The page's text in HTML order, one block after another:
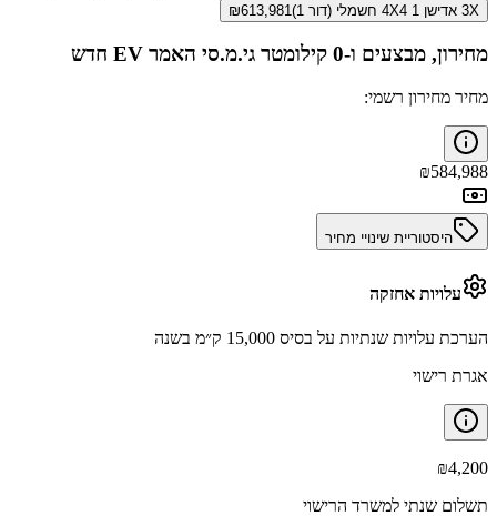
3X אדישן 1 4X4 חשמלי (דור 1)
₪613,981
מחירון, מבצעים ו-0 קילומטר גי.מ.סי האמר EV חדש
מחיר מחירון רשמי:
₪584,988
היסטוריית שינויי מחיר
עלויות אחזקה
הערכת עלויות שנתיות על בסיס 15,000 ק״מ בשנה
אגרת רישוי
₪4,200
תשלום שנתי למשרד הרישוי